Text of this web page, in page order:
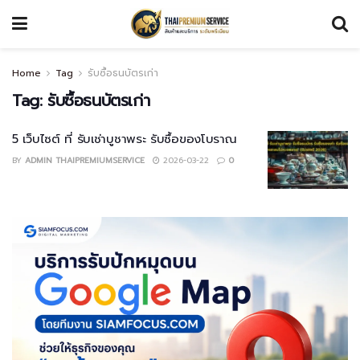
Home Tag รับซื้อธนบัตรเก่า
Tag: รับซื้อธนบัตรเก่า
5 เว็บไซต์ ที่ รับเช่าบูชาพระ รับซื้อของโบราณ
BY ADMIN THAIPREMIUMSERVICE 2026-03-22 0